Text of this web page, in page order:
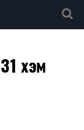
хэм